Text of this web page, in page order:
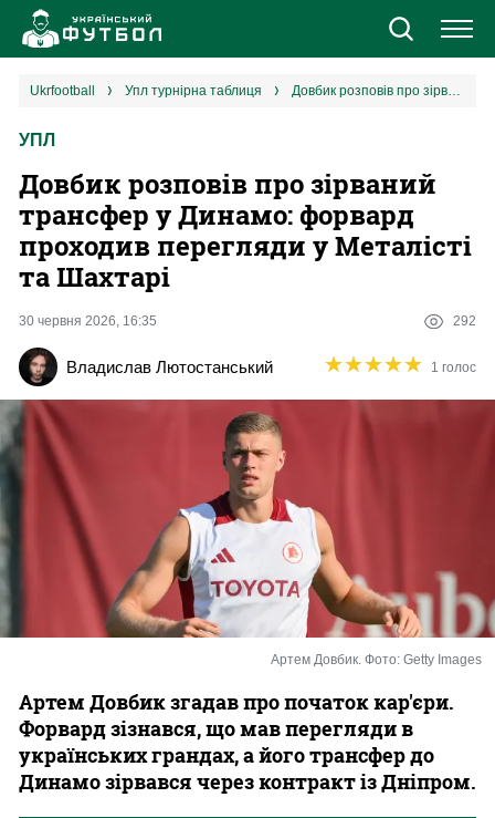
Новини
Єврокубки
УПЛ
2 ліга
Різне
Букмекери
Казино
ukrfootball упл турнірна таблиця Довбик розповів про зірваний трансфер у Динамо: форвард проходив перегляди у Металісті та Шахтарі
УПЛ
Довбик розповів про зірваний
трансфер у Динамо: форвард
проходив перегляди у Металісті
та Шахтарі
30 червня 2026, 16:35 292
Владислав Лютостанський ★★★★★
★★★★★ 1 голос
Артем Довбик. Фото: Getty Images
Артем Довбик згадав про початок кар'єри.
Форвард зізнався, що мав перегляди в
українських грандах, а його трансфер до
Динамо зірвався через контракт із Дніпром.